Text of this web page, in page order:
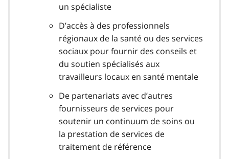
un spécialiste
D’accès à des professionnels
régionaux de la santé ou des services
sociaux pour fournir des conseils et
du soutien spécialisés aux
travailleurs locaux en santé mentale
De partenariats avec d’autres
fournisseurs de services pour
soutenir un continuum de soins ou
la prestation de services de
traitement de référence